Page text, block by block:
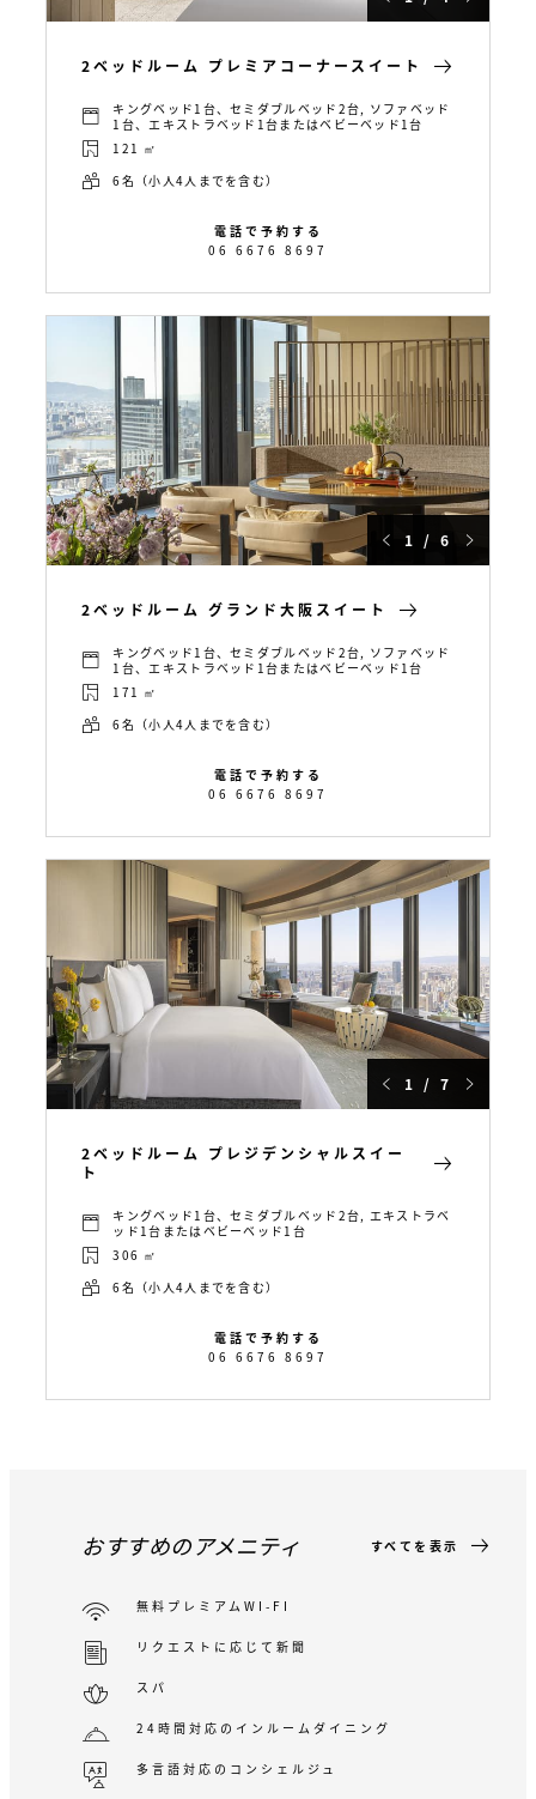
2ベッドルーム プレミアコーナースイート
キングベッド1台、セミダブルベッド2台, ソファベッド
1台、エキストラベッド1台またはベビーベッド1台
121 ㎡
6名（小人4人までを含む）
電話で予約する
06 6676 8697
1 / 6
2ベッドルーム グランド大阪スイート
キングベッド1台、セミダブルベッド2台, ソファベッド
1台、エキストラベッド1台またはベビーベッド1台
171 ㎡
6名（小人4人までを含む）
電話で予約する
06 6676 8697
1 / 7
2ベッドルーム プレジデンシャルスイー
ト
キングベッド1台、セミダブルベッド2台, エキストラベ
ッド1台またはベビーベッド1台
306 ㎡
6名（小人4人までを含む）
電話で予約する
06 6676 8697
おすすめのアメニティ すべてを表示
無料プレミアムWI-FI
リクエストに応じて新聞
スパ
24時間対応のインルームダイニング
多言語対応のコンシェルジュ